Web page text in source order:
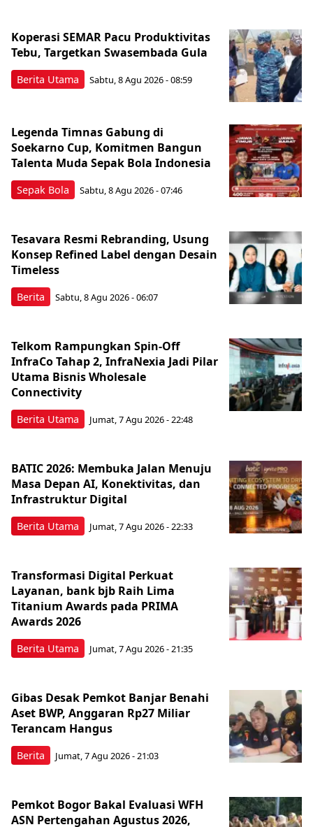
Berita Utama
Koperasi SEMAR Pacu Produktivitas
Tebu, Targetkan Swasembada Gula
Sabtu, 8 Agu 2026 - 08:59
Sepak Bola
Legenda Timnas Gabung di
Soekarno Cup, Komitmen Bangun
Talenta Muda Sepak Bola Indonesia
Sabtu, 8 Agu 2026 - 07:46
Berita
Tesavara Resmi Rebranding, Usung
Konsep Refined Label dengan Desain
Timeless
Sabtu, 8 Agu 2026 - 06:07
Berita Utama
Telkom Rampungkan Spin-Off
InfraCo Tahap 2, InfraNexia Jadi Pilar
Utama Bisnis Wholesale
Connectivity
Jumat, 7 Agu 2026 - 22:48
Berita Utama
BATIC 2026: Membuka Jalan Menuju
Masa Depan AI, Konektivitas, dan
Infrastruktur Digital
Jumat, 7 Agu 2026 - 22:33
Berita Utama
Transformasi Digital Perkuat
Layanan, bank bjb Raih Lima
Titanium Awards pada PRIMA
Awards 2026
Jumat, 7 Agu 2026 - 21:35
Berita
Gibas Desak Pemkot Banjar Benahi
Aset BWP, Anggaran Rp27 Miliar
Terancam Hangus
Jumat, 7 Agu 2026 - 21:03
Pemkot Bogor Bakal Evaluasi WFH
ASN Pertengahan Agustus 2026,